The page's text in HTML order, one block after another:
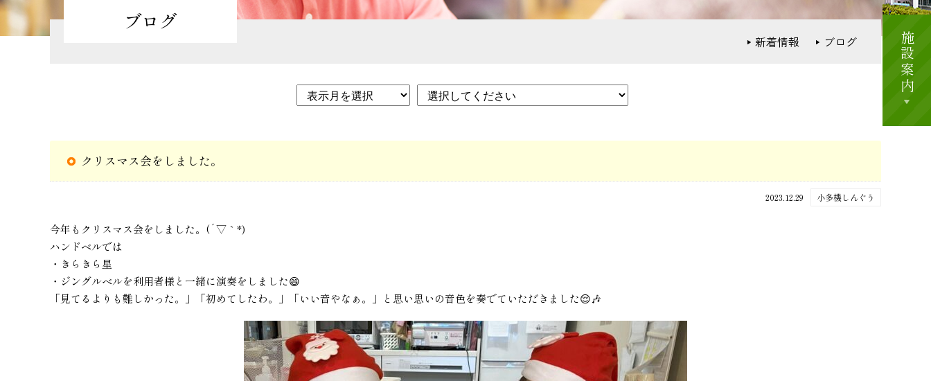
ブログ
新着情報 ブログ
クリスマス会をしました。
2023.12.29 小多機しんぐう
今年もクリスマス会をしました。(´▽｀*)
ハンドベルでは
・きらきら星
・ジングルベルを利用者様と一緒に演奏をしました😄
「見てるよりも難しかった。」「初めてしたわ。」「いい音やなぁ。」と思い思いの音色を奏でていただきました😌🎶
施設案内